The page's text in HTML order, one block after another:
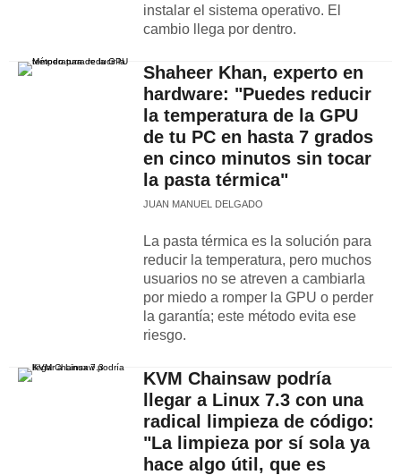
instalar el sistema operativo. El
cambio llega por dentro.
Shaheer Khan, experto en
hardware: "Puedes reducir
la temperatura de la GPU
de tu PC en hasta 7 grados
en cinco minutos sin tocar
la pasta térmica"
JUAN MANUEL DELGADO
La pasta térmica es la solución para
reducir la temperatura, pero muchos
usuarios no se atreven a cambiarla
por miedo a romper la GPU o perder
la garantía; este método evita ese
riesgo.
KVM Chainsaw podría
llegar a Linux 7.3 con una
radical limpieza de código:
"La limpieza por sí sola ya
hace algo útil, que es